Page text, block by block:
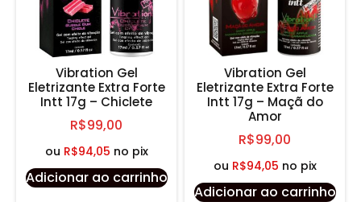
Vibration Gel
Eletrizante Extra Forte
Intt 17g – Chiclete
R$99,00
ou R$94,05 no pix
Adicionar ao carrinho
Vibration Gel
Eletrizante Extra Forte
Intt 17g – Maçã do
Amor
R$99,00
ou R$94,05 no pix
Adicionar ao carrinho